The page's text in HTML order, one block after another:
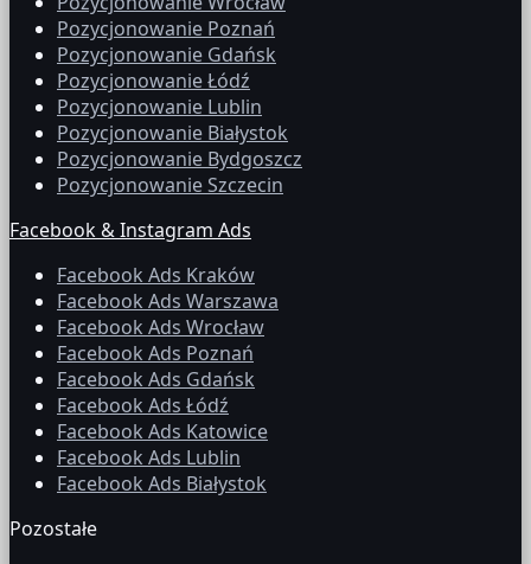
Pozycjonowanie Poznań
Pozycjonowanie Gdańsk
Pozycjonowanie Łódź
Pozycjonowanie Lublin
Pozycjonowanie Białystok
Pozycjonowanie Bydgoszcz
Pozycjonowanie Szczecin
Facebook & Instagram Ads
Facebook Ads Kraków
Facebook Ads Warszawa
Facebook Ads Wrocław
Facebook Ads Poznań
Facebook Ads Gdańsk
Facebook Ads Łódź
Facebook Ads Katowice
Facebook Ads Lublin
Facebook Ads Białystok
Pozostałe